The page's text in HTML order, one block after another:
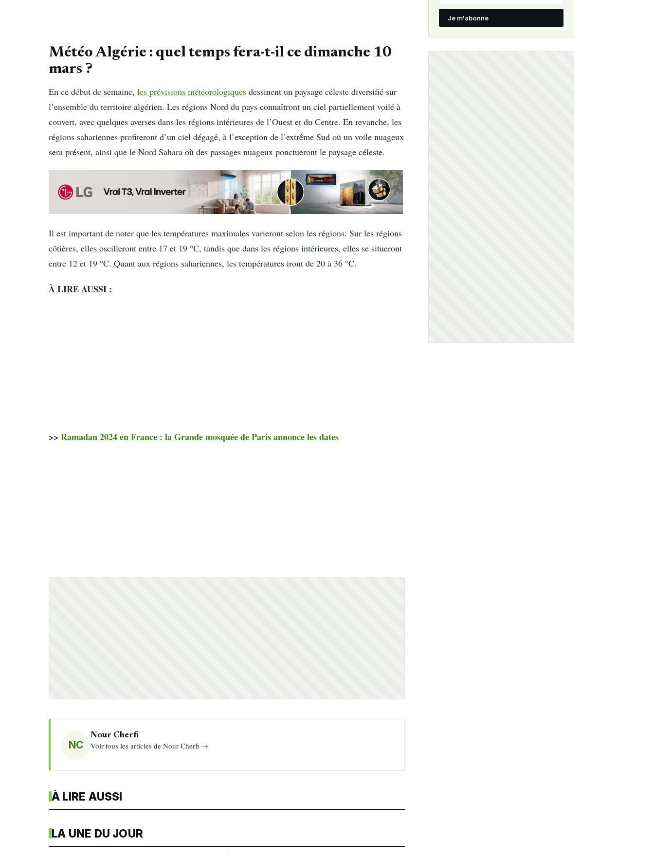
Météo Algérie : quel temps fera-t-il ce dimanche 10
mars ?
En ce début de semaine, les prévisions météorologiques dessinent un paysage céleste diversifié sur
l’ensemble du territoire algérien. Les régions Nord du pays connaîtront un ciel partiellement voilé à
couvert, avec quelques averses dans les régions intérieures de l’Ouest et du Centre. En revanche, les
régions sahariennes profiteront d’un ciel dégagé, à l’exception de l’extrême Sud où un voile nuageux
sera présent, ainsi que le Nord Sahara où des passages nuageux ponctueront le paysage céleste.
Il est important de noter que les températures maximales varieront selon les régions. Sur les régions
côtières, elles oscilleront entre 17 et 19 °C, tandis que dans les régions intérieures, elles se situeront
entre 12 et 19 °C. Quant aux régions sahariennes, les températures iront de 20 à 36 °C.
À LIRE AUSSI :
>> Ramadan 2024 en France : la Grande mosquée de Paris annonce les dates
NC
Nour Cherfi
Voir tous les articles de Nour Cherfi →
À LIRE AUSSI
LA UNE DU JOUR
Je m'abonne